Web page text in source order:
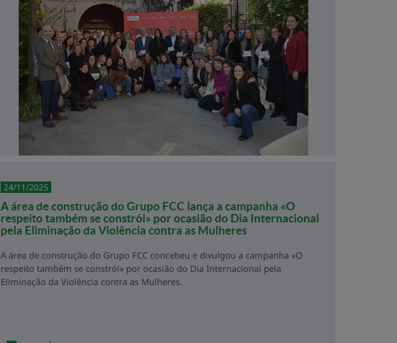
24/11/2025
A área de construção do Grupo FCC lança a campanha «O
respeito também se constrói» por ocasião do Dia Internacional
pela Eliminação da Violência contra as Mulheres
A área de construção do Grupo FCC concebeu e divulgou a campanha «O
respeito também se constrói» por ocasião do Dia Internacional pela
Eliminação da Violência contra as Mulheres.